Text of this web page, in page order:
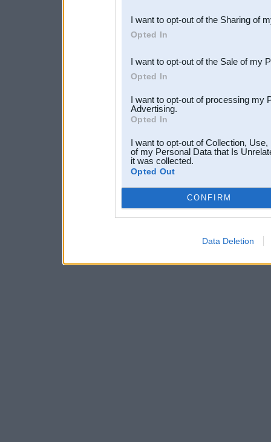
Downstream Participants
third parties.
I want to opt-out of the Sharing of
Opted In
I want to opt-out of the Sale of my
Opted In
I want to opt-out of processing my
Advertising.
Opted In
I want to opt-out of Collection,
of my Personal Data that Is
it was collected.
Opted Out
CONFIRM
Data Deletion